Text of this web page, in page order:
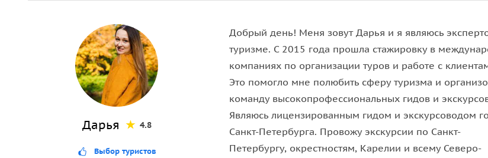
Дарья 4.8
Выбор туристов
Добрый день! Меня зовут Дарья и я являюсь
туризме. С 2015 года прошла стажировку в
компаниях по организации туров и работе с
Это помогло мне полюбить сферу туризма и
команду высокопрофессиональных гидов и
Являюсь лицензированным гидом и экскурсоводом
Санкт-Петербурга. Провожу экскурсии по Санкт-
Петербургу, окрестностям, Карелии и всему Северо-